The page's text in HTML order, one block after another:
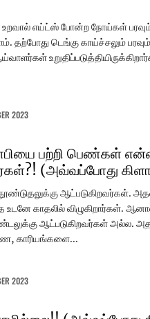
உறவால் எய்ட்ஸ் போன்ற நோய்கள்
தற்போது டெங்கு காய்ச்சலும்
2023
பற்றி பெண்கள்
(அவ்வப்போது
ஆட்படுகிறவர்கள்.
காதலில் விழுகிறார்கள்.
ஆட்படுகிறவர்கள் அல்ல.
காரியங்களை...
2023